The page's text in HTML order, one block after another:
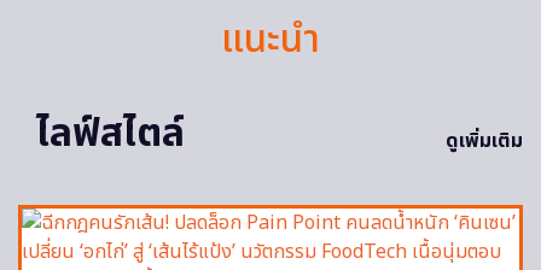
แนะนำ
ไลฟ์สไตล์
ดูเพิ่มเติม